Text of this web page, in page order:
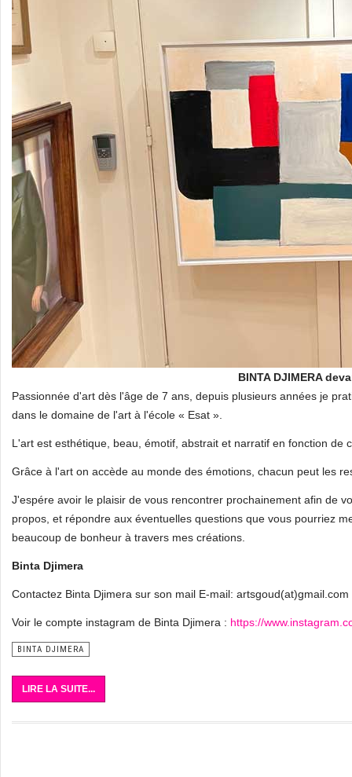
BINTA DJIMERA
Passionnée d'art dès l'âge de 7 ans, depuis plusieurs années je
dans le domaine de l'art à l'école « Esat ».
L'art est esthétique, beau, émotif, abstrait et narratif en fonction de
Grâce à l'art on accède au monde des émotions, chacun peut les
J'espére avoir le plaisir de vous rencontrer prochainement afin de
propos, et répondre aux éventuelles questions que vous pourriez
beaucoup de bonheur à travers mes créations.
Binta Djimera
Contactez Binta Djimera sur son mail E-mail: artsgoud(at)gmail.com
Voir le compte instagram de Binta Djimera : https://
BINTA DJIMERA
LIRE LA SUITE...